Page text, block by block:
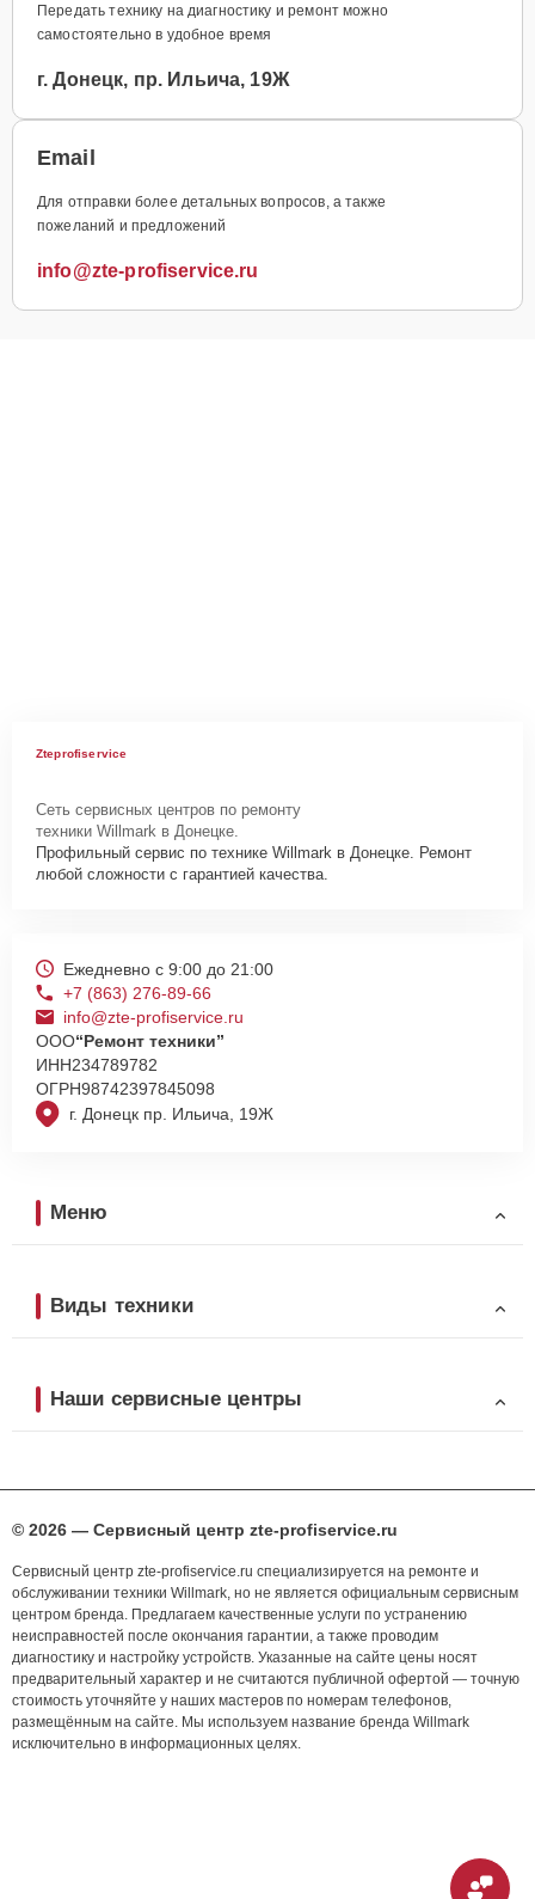
Передать технику на диагностику и ремонт можно
самостоятельно в удобное время
г. Донецк, пр. Ильича, 19Ж
Email
Для отправки более детальных вопросов, а также
пожеланий и предложений
info@zte-profiservice.ru
Zteprofiservice
Сеть сервисных центров по ремонту
техники Willmark в Донецке.
Профильный сервис по технике Willmark в Донецке. Ремонт
любой сложности с гарантией качества.
г. Донецк пр. Ильича, 19Ж
Ежедневно с 9:00 до 21:00
+7 (863) 276-89-66
info@zte-profiservice.ru
ООО“Ремонт техники”
ИНН234789782
ОГРН98742397845098
Меню
Виды техники
Наши сервисные центры
© 2026 — Сервисный центр zte-profiservice.ru
Сервисный центр zte-profiservice.ru специализируется на ремонте и
обслуживании техники Willmark, но не является официальным сервисным
центром бренда. Предлагаем качественные услуги по устранению
неисправностей после окончания гарантии, а также проводим
диагностику и настройку устройств. Указанные на сайте цены носят
предварительный характер и не считаются публичной офертой — точную
стоимость уточняйте у наших мастеров по номерам телефонов,
размещённым на сайте. Мы используем название бренда Willmark
исключительно в информационных целях.